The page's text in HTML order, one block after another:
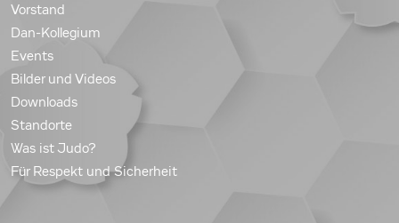
Vorstand
Dan-Kollegium
Events
Bilder und Videos
Downloads
Standorte
Was ist Judo?
Für Respekt und Sicherheit